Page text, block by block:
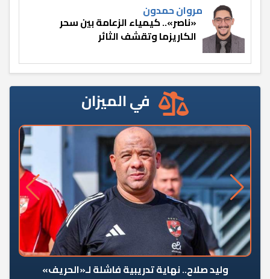
مروان حمدون
«ناصر».. كيمياء الزعامة بين سحر
الكاريزما وتقشف الثائر
في الميزان
وليد صلاح.. نهاية تدريبية فاشلة لـ«الحريف»